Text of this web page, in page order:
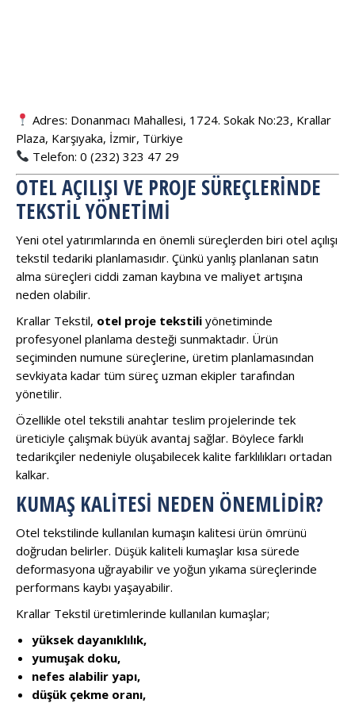
Adres: Donanmacı Mahallesi, 1724. Sokak No:23, Krallar
Plaza, Karşıyaka, İzmir, Türkiye
Telefon: 0 (232) 323 47 29
OTEL AÇILIŞI VE PROJE SÜREÇLERINDE
TEKSTIL YÖNETIMI
Yeni otel yatırımlarında en önemli süreçlerden biri otel açılışı
tekstil tedariki planlamasıdır. Çünkü yanlış planlanan satın
alma süreçleri ciddi zaman kaybına ve maliyet artışına
neden olabilir.
Krallar Tekstil, otel proje tekstili yönetiminde
profesyonel planlama desteği sunmaktadır. Ürün
seçiminden numune süreçlerine, üretim planlamasından
sevkiyata kadar tüm süreç uzman ekipler tarafından
yönetilir.
Özellikle otel tekstili anahtar teslim projelerinde tek
üreticiyle çalışmak büyük avantaj sağlar. Böylece farklı
tedarikçiler nedeniyle oluşabilecek kalite farklılıkları ortadan
kalkar.
KUMAŞ KALITESI NEDEN ÖNEMLIDIR?
Otel tekstilinde kullanılan kumaşın kalitesi ürün ömrünü
doğrudan belirler. Düşük kaliteli kumaşlar kısa sürede
deformasyona uğrayabilir ve yoğun yıkama süreçlerinde
performans kaybı yaşayabilir.
Krallar Tekstil üretimlerinde kullanılan kumaşlar;
yüksek dayanıklılık,
yumuşak doku,
nefes alabilir yapı,
düşük çekme oranı,